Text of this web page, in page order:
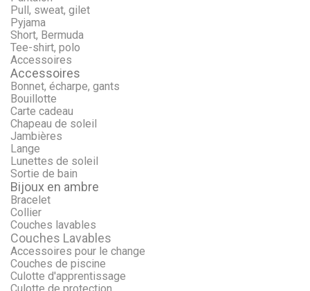
Pull, sweat, gilet
Pyjama
Short, Bermuda
Tee-shirt, polo
Accessoires
Accessoires
Bonnet, écharpe, gants
Bouillotte
Carte cadeau
Chapeau de soleil
Jambières
Lange
Lunettes de soleil
Sortie de bain
Bijoux en ambre
Bracelet
Collier
Couches lavables
Couches Lavables
Accessoires pour le change
Couches de piscine
Culotte d'apprentissage
Culotte de protection